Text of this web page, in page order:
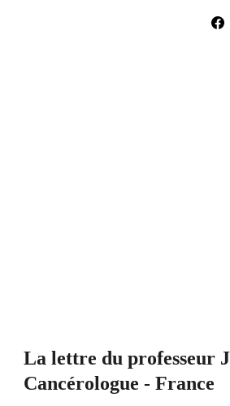
La lettre du professeur
Cancérologue - France